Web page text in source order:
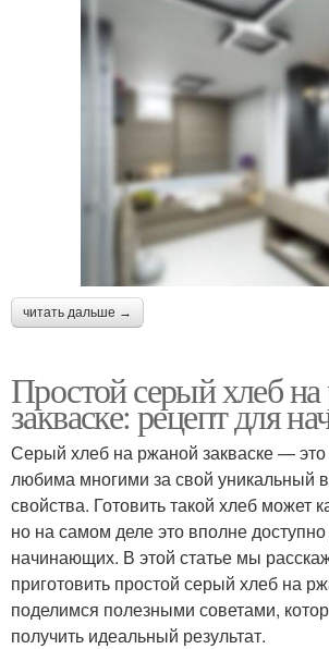
читать дальше →
Простой серый хлеб
закваске: рецепт для
Серый хлеб на ржаной закваске — это
любима многими за свой уникальный
свойства. Готовить такой хлеб может
но на самом деле это вполне
начинающих. В этой статье мы
приготовить простой серый хлеб на
поделимся полезными советами,
получить идеальный результат.